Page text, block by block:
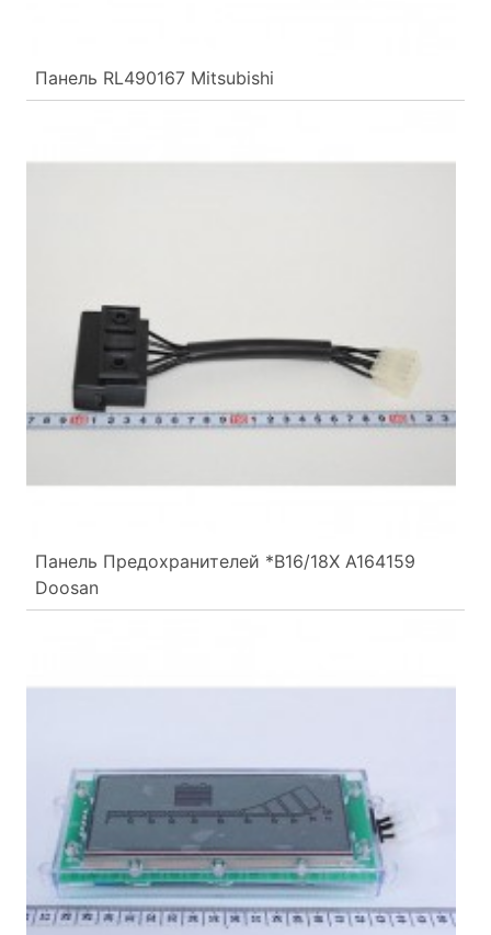
Панель RL490167 Mitsubishi
Панель Предохранителей *B16/18X A164159
Doosan